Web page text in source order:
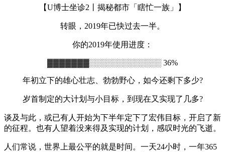
【U博士坐诊2丨揭秘都市「瞎忙一族」】
转眼，2019年已快过去一半。
你的2019年使用进度：
▓▓▓▓▓▓▓░░░░░░░░░░░░░ 36%
年初立下的雄心壮志、勃勃野心，如今还剩下多少?
岁首制定的大计划与小目标，到现在又实现了几多?
谈及与此，或已有人开始为下半年定下了宏伟目标，开启了新
的征程。也有人望着没来得及实现的计划，感叹时光的飞逝。
人们常说，世界上最公平的就是时间。一天24小时，一年365